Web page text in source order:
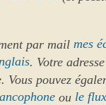
par mailmes
. Votre
Vous pouvez
ou le